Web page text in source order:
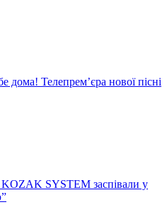
дома! Телепрем’єра нової пісні
KOZAK SYSTEM заспівали у